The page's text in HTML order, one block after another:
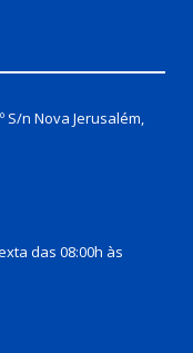
S/n Nova Jerusalém,
das 08:00h às